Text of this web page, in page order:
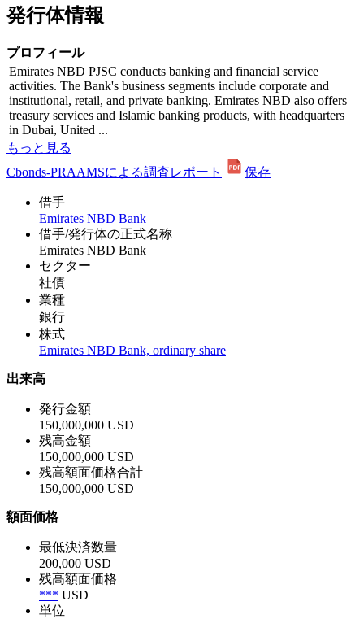
発行体情報
プロフィール
Emirates NBD PJSC conducts banking and financial service
activities. The Bank's business segments include corporate and
institutional, retail, and private banking. Emirates NBD also offers
treasury services and Islamic banking products, with headquarters
in Dubai, United ...
もっと見る
Cbonds-PRAAMSによる調査レポート
保存
借手
Emirates NBD Bank
借手/発行体の正式名称
Emirates NBD Bank
セクター
社債
業種
銀行
株式
Emirates NBD Bank, ordinary share
出来高
発行金額
150,000,000 USD
残高金額
150,000,000 USD
残高額面価格合計
150,000,000 USD
額面価格
最低決済数量
200,000 USD
残高額面価格
*** USD
単位